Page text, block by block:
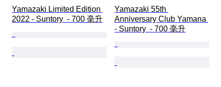
Yamazaki Limited Edition
2022 - Suntory  - 700 毫升
Yamazaki 55th
Anniversary Club Yamana
- Suntory  - 700 毫升